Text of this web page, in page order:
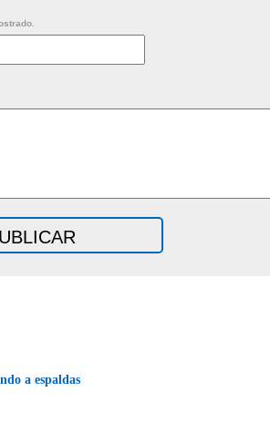
a espaldas